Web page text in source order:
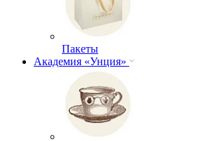
Пакеты
Академия «Унция»